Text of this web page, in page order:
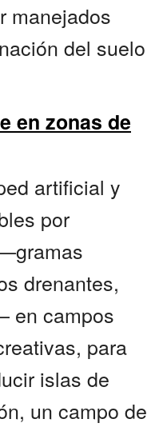
manejados
del suelo
en zonas de
artificial y
por
drenantes,
en campos
para
islas de
un campo de